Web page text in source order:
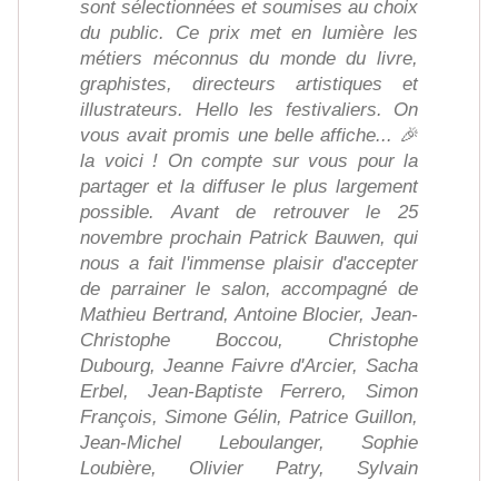
sont sélectionnées et soumises au choix
du public. Ce prix met en lumière les
métiers méconnus du monde du livre,
graphistes, directeurs artistiques et
illustrateurs. Hello les festivaliers. On
vous avait promis une belle affiche... 🎉
la voici ! On compte sur vous pour la
partager et la diffuser le plus largement
possible. Avant de retrouver le 25
novembre prochain Patrick Bauwen, qui
nous a fait l'immense plaisir d'accepter
de parrainer le salon, accompagné de
Mathieu Bertrand, Antoine Blocier, Jean-
Christophe Boccou, Christophe
Dubourg, Jeanne Faivre d'Arcier, Sacha
Erbel, Jean-Baptiste Ferrero, Simon
François, Simone Gélin, Patrice Guillon,
Jean-Michel Leboulanger, Sophie
Loubière, Olivier Patry, Sylvain